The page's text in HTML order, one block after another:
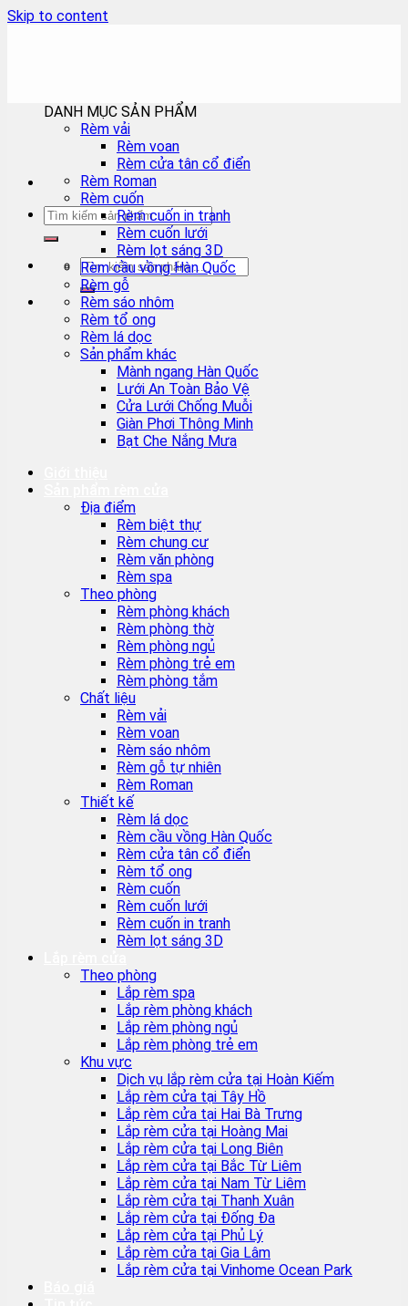
Skip to content
DANH MỤC SẢN PHẨM
Rèm vải
Rèm voan
Rèm cửa tân cổ điển
Rèm Roman
Rèm cuốn
Rèm cuốn in tranh
Rèm cuốn lưới
Rèm lọt sáng 3D
Rèm cầu vồng Hàn Quốc
Rèm gỗ
Rèm sáo nhôm
Rèm tổ ong
Rèm lá dọc
Sản phẩm khác
Mành ngang Hàn Quốc
Lưới An Toàn Bảo Vệ
Cửa Lưới Chống Muỗi
Giàn Phơi Thông Minh
Bạt Che Nắng Mưa
Địa điểm
Rèm biệt thự
Rèm chung cư
Rèm văn phòng
Rèm spa
Theo phòng
Rèm phòng khách
Rèm phòng thờ
Rèm phòng ngủ
Rèm phòng trẻ em
Rèm phòng tắm
Chất liệu
Rèm vải
Rèm voan
Rèm sáo nhôm
Rèm gỗ tự nhiên
Rèm Roman
Thiết kế
Rèm lá dọc
Rèm cầu vồng Hàn Quốc
Rèm cửa tân cổ điển
Rèm tổ ong
Rèm cuốn
Rèm cuốn lưới
Rèm cuốn in tranh
Rèm lọt sáng 3D
Theo phòng
Lắp rèm spa
Lắp rèm phòng khách
Lắp rèm phòng ngủ
Lắp rèm phòng trẻ em
Khu vực
Dịch vụ lắp rèm cửa tại Hoàn Kiếm
Lắp rèm cửa tại Tây Hồ
Lắp rèm cửa tại Hai Bà Trưng
Lắp rèm cửa tại Hoàng Mai
Lắp rèm cửa tại Long Biên
Lắp rèm cửa tại Bắc Từ Liêm
Lắp rèm cửa tại Nam Từ Liêm
Lắp rèm cửa tại Thanh Xuân
Lắp rèm cửa tại Đống Đa
Lắp rèm cửa tại Phủ Lý
Lắp rèm cửa tại Gia Lâm
Lắp rèm cửa tại Vinhome Ocean Park